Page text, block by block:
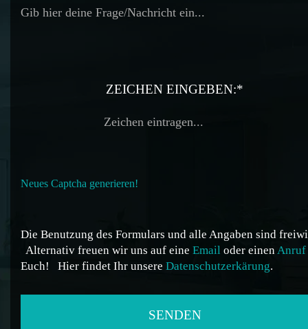
ZEICHEN EINGEBEN:*
Neues Captcha generieren!
Die Benutzung des Formulars und alle Angaben sind
Alternativ freuen wir uns auf eine Email oder einenAnruf
Euch!
Hier findet Ihr unsere Datenschutzerkärung.